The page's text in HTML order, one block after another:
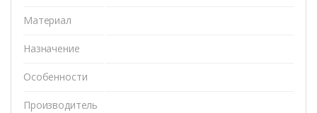
Материал
Назначение
Особенности
Производитель